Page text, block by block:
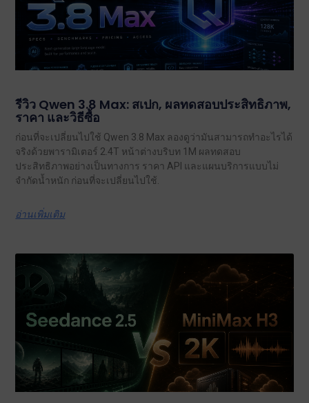
รีวิว Qwen 3.8 Max: สเปก, ผลทดสอบประสิทธิภาพ,
ราคา และวิธีซื้อ
ก่อนที่จะเปลี่ยนไปใช้ Qwen 3.8 Max ลองดูว่ามันสามารถทำอะไรได้
จริงด้วยพารามิเตอร์ 2.4T หน้าต่างบริบท 1M ผลทดสอบ
ประสิทธิภาพอย่างเป็นทางการ ราคา API และแผนบริการแบบไม่
จำกัดน้ำหนัก ก่อนที่จะเปลี่ยนไปใช้.
อ่านเพิ่มเติม